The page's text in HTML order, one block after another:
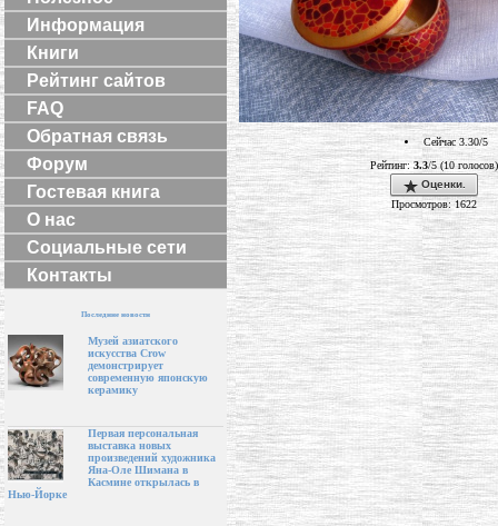
Информация
Книги
Рейтинг сайтов
FAQ
Обратная связь
Форум
Гостевая книга
О нас
Социальные сети
Контакты
Последние новости
Музей азиатского
искусства Crow
демонстрирует
современную японскую
керамику
Первая персональная
выставка новых
произведений художника
Яна-Оле Шимана в
Касмине открылась в
Нью-Йорке
Сейчас 3.30/5
Рейтинг: 3.3/5 (10 голосов)
Оценки.
Просмотров: 1622